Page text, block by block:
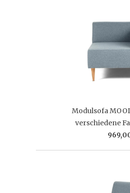
Modulsofa
verschiedene